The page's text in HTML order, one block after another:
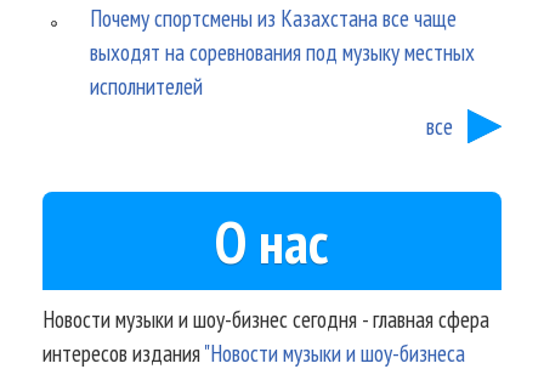
Почему спортсмены из Казахстана все чаще
выходят на соревнования под музыку местных
исполнителей
все
О нас
Новости музыки и шоу-бизнес сегодня - главная сфера
интересов издания"Новости музыки и шоу-бизнеса